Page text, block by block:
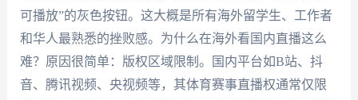
可播放”的灰色按钮。这大概是所有海外留学生、工作者
和华人最熟悉的挫败感。为什么在海外看国内直播这么
难？原因很简单：版权区域限制。国内平台如B站、抖
音、腾讯视频、央视频等，其体育赛事直播权通常仅限